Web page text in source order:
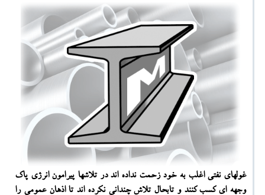
غولهای نفتی اغلب به خود زحمت نداده اند در تلاشها پیرامون انرژی پاك
وجهه ای كسب كنند و تابحال تلاش چندانی نكرده اند تا اذهان عمومی را